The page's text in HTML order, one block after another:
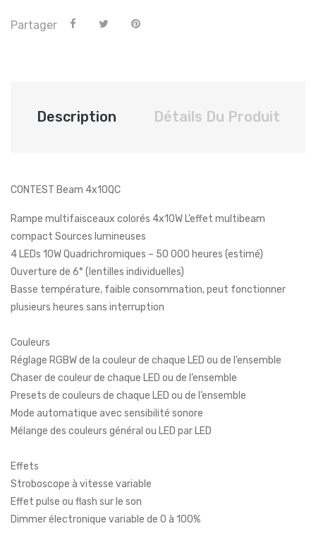
Partager
Description Détails Du Produit
CONTEST Beam 4x10QC
Rampe multifaisceaux colorés 4x10W L’effet multibeam
compact Sources lumineuses
4 LEDs 10W Quadrichromiques – 50 000 heures (estimé)
Ouverture de 6° (lentilles individuelles)
Basse température, faible consommation, peut fonctionner
plusieurs heures sans interruption
Couleurs
Réglage RGBW de la couleur de chaque LED ou de l’ensemble
Chaser de couleur de chaque LED ou de l’ensemble
Presets de couleurs de chaque LED ou de l’ensemble
Mode automatique avec sensibilité sonore
Mélange des couleurs général ou LED par LED
Effets
Stroboscope à vitesse variable
Effet pulse ou flash sur le son
Dimmer électronique variable de 0 à 100%